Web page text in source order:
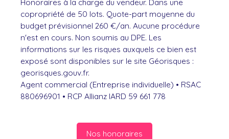
Honoraires à la charge du vendeur. Dans une
copropriété de 50 lots. Quote-part moyenne du
budget prévisionnel 260 €/an. Aucune procédure
n'est en cours. Non soumis au DPE. Les
informations sur les risques auxquels ce bien est
exposé sont disponibles sur le site Géorisques :
georisques.gouv.fr.
Agent commercial (Entreprise individuelle) • RSAC
880696901 • RCP Allianz IARD 59 661 778
Nos honoraires